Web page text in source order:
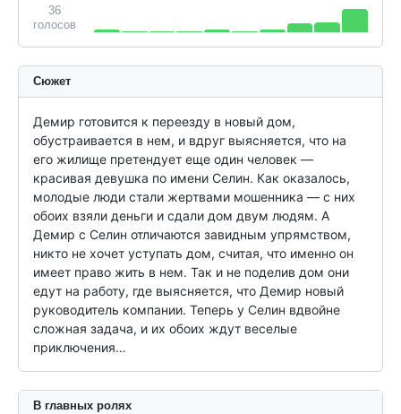
36
голосов
Сюжет
Демир готовится к переезду в новый дом,
обустраивается в нем, и вдруг выясняется, что на
его жилище претендует еще один человек —
красивая девушка по имени Селин. Как оказалось,
молодые люди стали жертвами мошенника — с них
обоих взяли деньги и сдали дом двум людям. А
Демир с Селин отличаются завидным упрямством,
никто не хочет уступать дом, считая, что именно он
имеет право жить в нем. Так и не поделив дом они
едут на работу, где выясняется, что Демир новый
руководитель компании. Теперь у Селин вдвойне
сложная задача, и их обоих ждут веселые
приключения…
В главных ролях